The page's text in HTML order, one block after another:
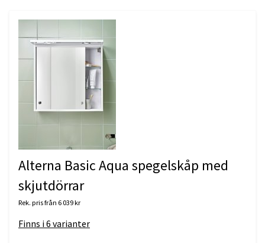
Alterna Basic Aqua spegelskåp med
skjutdörrar
Rek. pris från 6 039 kr
Finns i6 varianter